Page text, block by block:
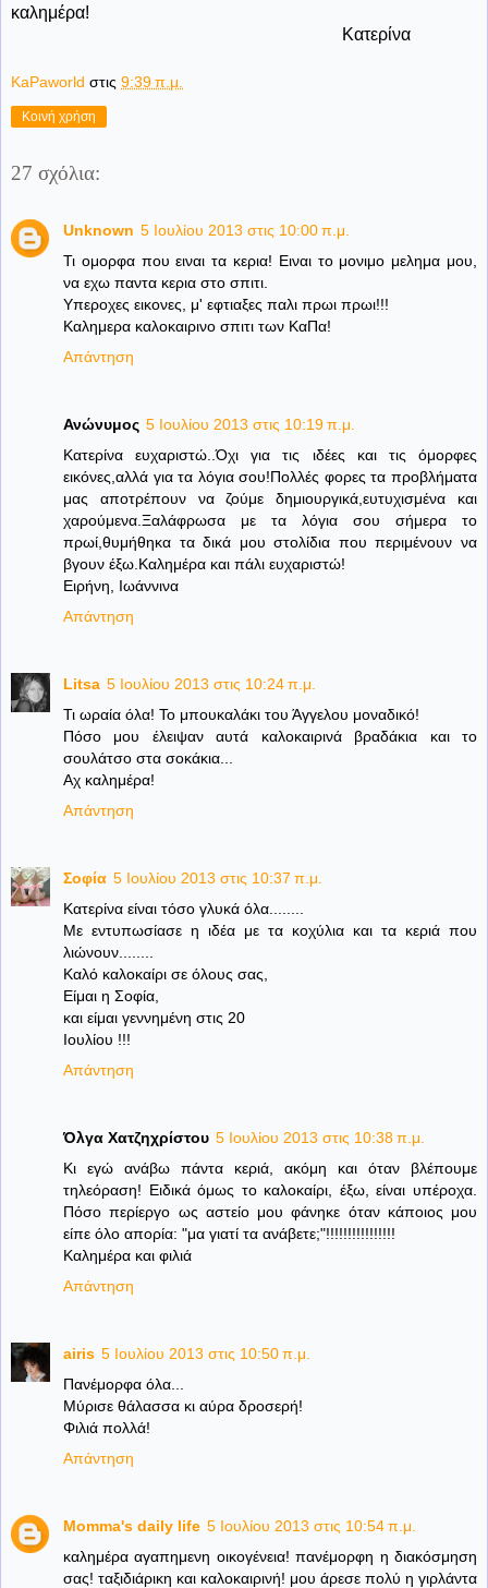
καλημέρα!
Κατερίνα
KaPaworld στις 9:39 π.μ.
Κοινή χρήση
27 σχόλια:
Unknown 5 Ιουλίου 2013 στις 10:00 π.μ.
Τι ομορφα που ειναι τα κερια! Ειναι το μονιμο μελημα μου,
να εχω παντα κερια στο σπιτι.
Υπεροχες εικονες, μ' εφτιαξες παλι πρωι πρωι!!!
Καλημερα καλοκαιρινο σπιτι των ΚαΠα!
Απάντηση
Ανώνυμος 5 Ιουλίου 2013 στις 10:19 π.μ.
Κατερίνα ευχαριστώ..Όχι για τις ιδέες και τις όμορφες
εικόνες,αλλά για τα λόγια σου!Πολλές φορες τα προβλήματα
μας αποτρέπουν να ζούμε δημιουργικά,ευτυχισμένα και
χαρούμενα.Ξαλάφρωσα με τα λόγια σου σήμερα το
πρωί,θυμήθηκα τα δικά μου στολίδια που περιμένουν να
βγουν έξω.Καλημέρα και πάλι ευχαριστώ!
Ειρήνη, Ιωάννινα
Απάντηση
Litsa 5 Ιουλίου 2013 στις 10:24 π.μ.
Τι ωραία όλα! Το μπουκαλάκι του Άγγελου μοναδικό!
Πόσο μου έλειψαν αυτά καλοκαιρινά βραδάκια και το
σουλάτσο στα σοκάκια...
Αχ καλημέρα!
Απάντηση
Σοφία 5 Ιουλίου 2013 στις 10:37 π.μ.
Κατερίνα είναι τόσο γλυκά όλα........
Με εντυπωσίασε η ιδέα με τα κοχύλια και τα κεριά που
λιώνουν........
Καλό καλοκαίρι σε όλους σας,
Είμαι η Σοφία,
και είμαι γεννημένη στις 20
Ιουλίου !!!
Απάντηση
Όλγα Χατζηχρίστου 5 Ιουλίου 2013 στις 10:38 π.μ.
Κι εγώ ανάβω πάντα κεριά, ακόμη και όταν βλέπουμε
τηλεόραση! Ειδικά όμως το καλοκαίρι, έξω, είναι υπέροχα.
Πόσο περίεργο ως αστείο μου φάνηκε όταν κάποιος μου
είπε όλο απορία: "μα γιατί τα ανάβετε;"!!!!!!!!!!!!!!!!
Καλημέρα και φιλιά
Απάντηση
airis 5 Ιουλίου 2013 στις 10:50 π.μ.
Πανέμορφα όλα...
Μύρισε θάλασσα κι αύρα δροσερή!
Φιλιά πολλά!
Απάντηση
Momma's daily life 5 Ιουλίου 2013 στις 10:54 π.μ.
καλημέρα αγαπημενη οικογένεια! πανέμορφη η διακόσμηση
σας! ταξιδιάρικη και καλοκαιρινή! μου άρεσε πολύ η γιρλάντα